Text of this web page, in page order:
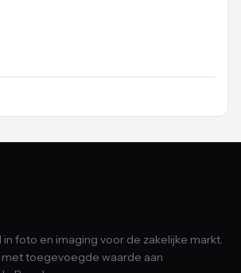
in foto en imaging voor de zakelijke markt.
toegevoegde waarde aan